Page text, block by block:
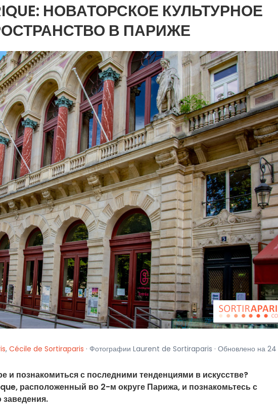
НОВАТОРСКОЕ КУЛЬТУРНОЕ
В ПАРИЖЕ
, Cécile de Sortiraparis · Фотографии Laurent de Sortiraparis · Обновлено на 24
и познакомиться с последними тенденциями в искусстве?
расположенный во 2-м округе Парижа, и познакомьтесь с